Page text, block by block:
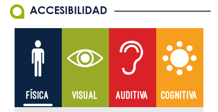
ACCESIBILIDAD
FÍSICA VISUAL AUDITIVA COGNITIVA